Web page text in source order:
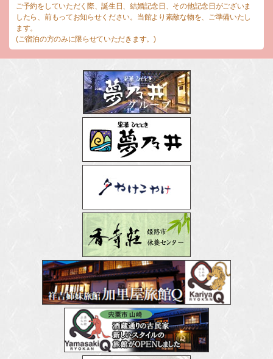
ご予約をしていただく際、誕生日、結婚記念日、その他記念日がございま
したら、前もってお知らせください。当館より素敵な物を、ご準備いたし
ます。
(ご宿泊の方のみに限らせていただきます。)